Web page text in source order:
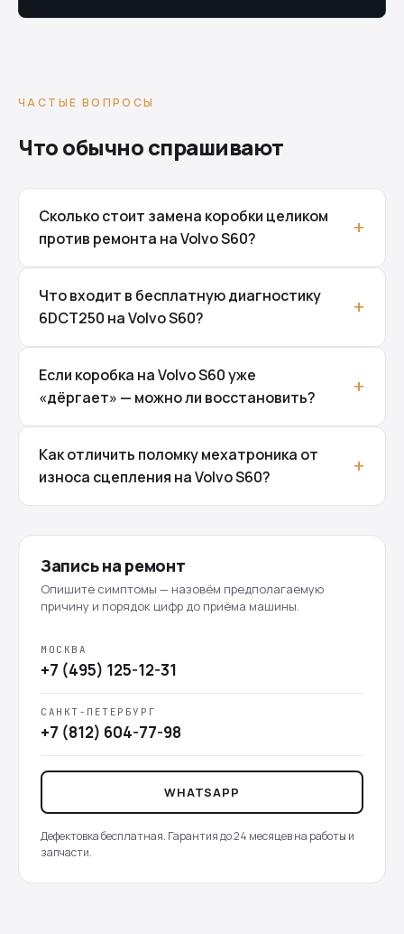
ЧАСТЫЕ ВОПРОСЫ
Что обычно спрашивают
Сколько стоит замена коробки целиком
против ремонта на Volvo S60?
Что входит в бесплатную диагностику
6DCT250 на Volvo S60?
Если коробка на Volvo S60 уже
«дёргает» — можно ли восстановить?
Как отличить поломку мехатроника от
износа сцепления на Volvo S60?
Запись на ремонт
Опишите симптомы — назовём предполагаемую
причину и порядок цифр до приёма машины.
МОСКВА
+7 (495) 125-12-31
САНКТ-ПЕТЕРБУРГ
+7 (812) 604-77-98
WHATSAPP
Дефектовка бесплатная. Гарантия до 24 месяцев на работы и
запчасти.